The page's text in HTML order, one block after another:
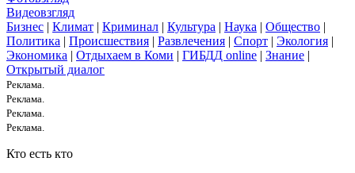
Видеовзгляд
Бизнес | Климат | Криминал | Культура | Наука | Общество |
Политика | Происшествия | Развлечения | Спорт | Экология |
Экономика | Отдыхаем в Коми | ГИБДД online | Знание |
Открытый диалог
Реклама.
Реклама.
Реклама.
Реклама.
Кто есть кто